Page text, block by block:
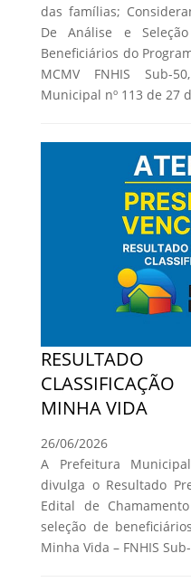
das famílias;
De Análise e
Beneficiários do
MCMV FNHIS Sub-
Municipal nº 113 de 27
RESULTADO
MINHA VIDA
26/06/2026
A Prefeitura
divulga o Resultado
Edital de
seleção de
Minha Vida – FNHIS